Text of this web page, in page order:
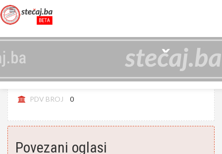
AXXIS D.O.O. ŽEPČE, U LIKVIDACIJI
JIB 4218906690004
PDV BROJ
0
Povezani oglasi